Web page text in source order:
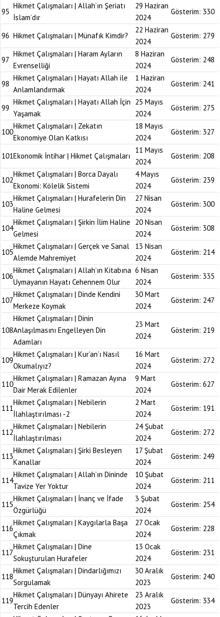
95
Hikmet Çalışmaları | Allah’ın Şeriatı
İslam’dır
29 Haziran
2024
Gösterim: 330
96 Hikmet Çalışmaları | Münafık Kimdir?
22 Haziran
2024
Gösterim: 279
97
Hikmet Çalışmaları | Haram Ayların
Evrenselliği
8 Haziran
2024
Gösterim: 248
98
Hikmet Çalışmaları | Hayatı Allah ile
Anlamlandırmak
1 Haziran
2024
Gösterim: 241
99
Hikmet Çalışmaları | Hayatı Allah İçin
Yaşamak
25 Mayıs
2024
Gösterim: 275
100
Hikmet Çalışmaları | Zekatın
Ekonomiye Olan Katkısı
18 Mayıs
2024
Gösterim: 327
101Ekonomik İntihar | Hikmet Çalışmaları
11 Mayıs
2024
Gösterim: 208
102
Hikmet Çalışmaları | Borca Dayalı
Ekonomi: Kölelik Sistemi
4 Mayıs
2024
Gösterim: 239
103
Hikmet Çalışmaları | Hurafelerin Din
Haline Gelmesi
27 Nisan
2024
Gösterim: 300
104
Hikmet Çalışmaları | Şirkin İlim Haline
Gelmesi
20 Nisan
2024
Gösterim: 308
105
Hikmet Çalışmaları | Gerçek ve Sanal
Alemde Mahremiyet
13 Nisan
2024
Gösterim: 214
106
Hikmet Çalışmaları | Allah’ın Kitabına
Uymayanın Hayatı Cehennem Olur
6 Nisan
2024
Gösterim: 335
107
Hikmet Çalışmaları | Dinde Kendini
Merkeze Koymak
30 Mart
2024
Gösterim: 247
108
Hikmet Çalışmaları | Dinin
Anlaşılmasını Engelleyen Din
Adamları
23 Mart
2024
Gösterim: 219
109
Hikmet Çalışmaları | Kur’an’ı Nasıl
Okumalıyız?
16 Mart
2024
Gösterim: 272
110
Hikmet Çalışmaları | Ramazan Ayına
Dair Merak Edilenler
9 Mart
2024
Gösterim: 627
111
Hikmet Çalışmaları | Nebilerin
İlahlaştırılması -2
2 Mart
2024
Gösterim: 191
112
Hikmet Çalışmaları | Nebilerin
İlahlaştırılması
24 Şubat
2024
Gösterim: 272
113
Hikmet Çalışmaları | Şirki Besleyen
Kanallar
17 Şubat
2024
Gösterim: 249
114
Hikmet Çalışmaları | Allah’ın Dininde
Tavize Yer Yoktur
10 Şubat
2024
Gösterim: 211
115
Hikmet Çalışmaları | İnanç ve İfade
Özgürlüğü
3 Şubat
2024
Gösterim: 254
116
Hikmet Çalışmaları | Kaygılarla Başa
Çıkmak
27 Ocak
2024
Gösterim: 228
117
Hikmet Çalışmaları | Dine
Sokuşturulan Hurafeler
13 Ocak
2024
Gösterim: 231
118
Hikmet Çalışmaları | Dindarlığımızı
Sorgulamak
30 Aralık
2023
Gösterim: 240
119
Hikmet Çalışmaları | Dünyayı Ahirete
Tercih Edenler
23 Aralık
2023
Gösterim: 334